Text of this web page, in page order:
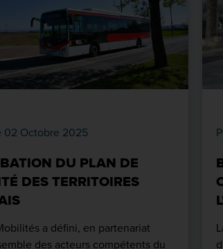
02 Octobre 2025
DU PLAN DE
DES TERRITOIRES
a défini, en partenariat
des acteurs compétents du